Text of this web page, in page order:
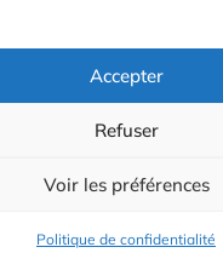
Accepter
Refuser
Voir les préférences
Politique de confidentialité
© 2026 Radio Calade